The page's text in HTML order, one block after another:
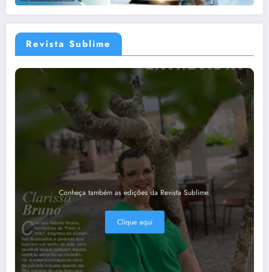
Revista Sublime
Conheça também as edições da Revista Sublime.
Clique aqui